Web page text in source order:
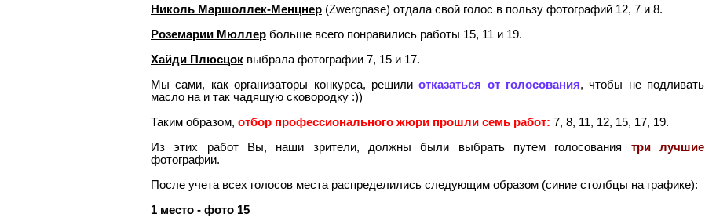
Николь Маршоллек-Менцнер (Zwergnase) отдала свой голос в пользу фотографий 12, 7 и 8.
Роземарии Мюллер больше всего понравились работы 15, 11 и 19.
Хайди Плюсцок выбрала фотографии 7, 15 и 17.
Мы сами, как организаторы конкурса, решилиотказаться от голосования, чтобы не подливать
масло на и так чадящую сковородку :))
Таким образом, отбор профессионального жюри прошли семь работ: 7, 8, 11, 12, 15, 17, 19.
Из этих работ Вы, наши зрители, должны были выбрать путем голосования три лучшие
фотографии.
После учета всех голосов места распределились следующим образом (синие столбцы на графике):
1 место - фото 15